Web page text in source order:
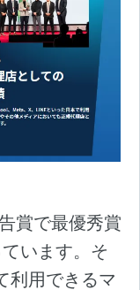
賞で最優秀賞
います。そ
利用できるマ